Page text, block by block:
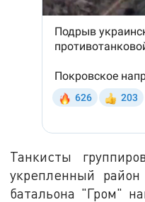
Танкисты
укрепленный
батальона "Гром"